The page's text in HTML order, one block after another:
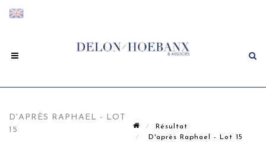
D'APRÈS RAPHAEL - LOT
15
Résultat
D'après Raphael - Lot 15